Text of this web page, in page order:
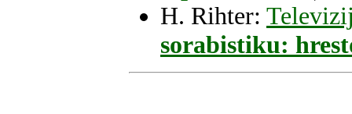
H. Rihter:
sorabistiku: